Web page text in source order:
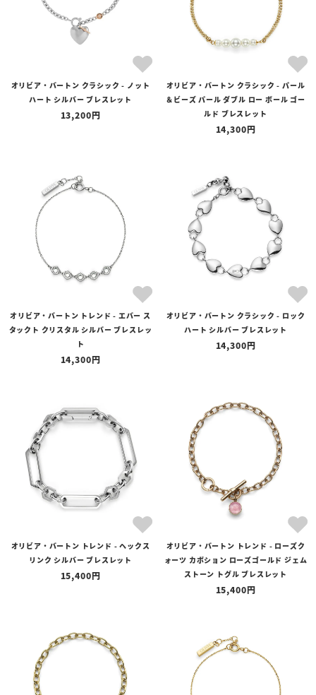
オリビア・バートン クラシック - ノット
ハート シルバー ブレスレット
13,200
オリビア・バートン クラシック - パール
＆ビーズ パール ダブル ロー ボール ゴー
ルド ブレスレット
14,300
オリビア・バートン トレンド - エバー ス
タックト クリスタル シルバー ブレスレッ
ト
14,300
オリビア・バートン クラシック - ロック
ハート シルバー ブレスレット
14,300
オリビア・バートン トレンド - ヘックス
リンク シルバー ブレスレット
15,400
オリビア・バートン トレンド - ローズク
ォーツ カボション ローズゴールド ジェム
ストーン トグル ブレスレット
15,400